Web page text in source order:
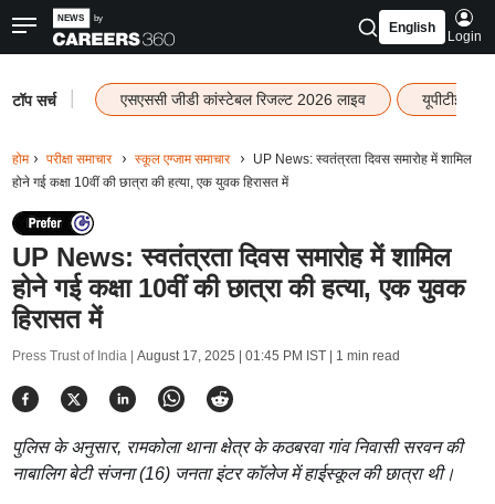
English
Login
टॉप सर्च एसएससी जीडी कांस्टेबल रिजल्ट 2026 लाइव यूपीटीईटी
होम परीक्षा समाचार स्कूल एग्जाम समाचार
UP News: स्वतंत्रता दिवस समारोह में शामिल
होने गई कक्षा 10वीं की छात्रा की हत्या, एक युवक हिरासत में
UP News: स्वतंत्रता दिवस समारोह में शामिल
होने गई कक्षा 10वीं की छात्रा की हत्या, एक युवक
हिरासत में
Press Trust of India | August 17, 2025 | 01:45 PM IST| 1 min read
पुलिस के अनुसार, रामकोला थाना क्षेत्र के कठबरवा गांव निवासी सरवन की
नाबालिग बेटी संजना (16) जनता इंटर कॉलेज में हाईस्कूल की छात्रा थी।